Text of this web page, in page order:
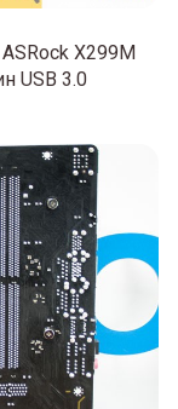
X299M
USB 3.0